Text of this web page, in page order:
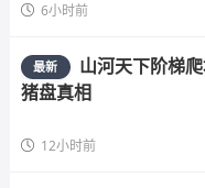
6小时前
最新
山河天下阶梯
猪盘真相
12小时前